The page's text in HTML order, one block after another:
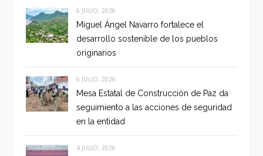
6 JULIO, 2026
Miguel Ángel Navarro fortalece el
desarrollo sostenible de los pueblos
originarios
6 JULIO, 2026
Mesa Estatal de Construcción de Paz da
seguimiento a las acciones de seguridad
en la entidad
4 JULIO, 2026